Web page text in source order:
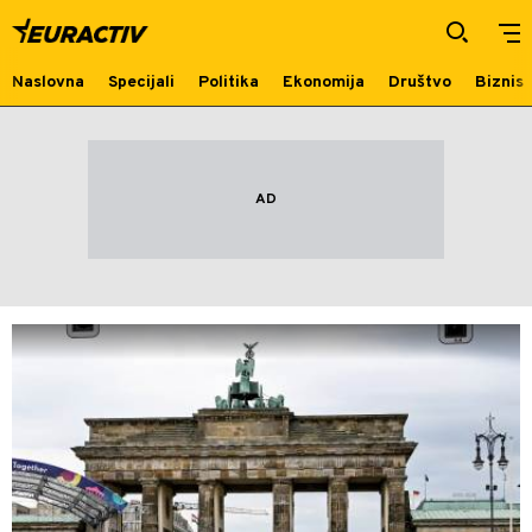
Nemačka
Naslovna Specijali Politika Ekonomija Društvo Biznis